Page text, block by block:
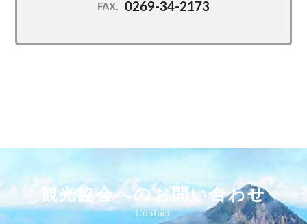
FAX. 0269-34-2173
観光協会へのお問い合わせ